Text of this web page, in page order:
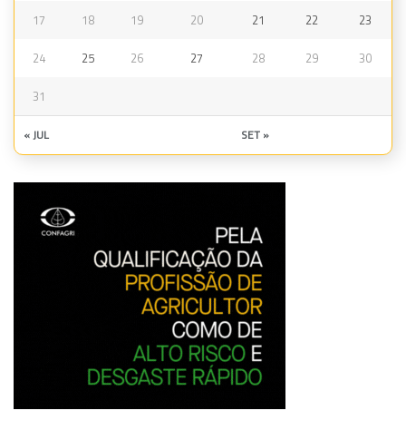
17 18 19 20 21 22 23
24 25 26 27 28 29 30
31
« JUL SET »